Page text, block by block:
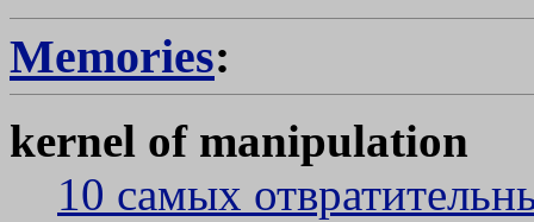
Memories:
kernel of manipulation
10 самых